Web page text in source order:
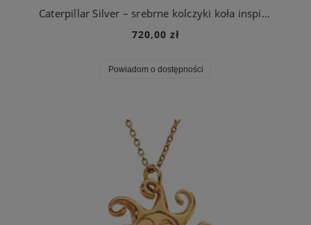
Caterpillar Silver – srebrne kolczyki koła inspirowane cyklem życia motyla
720,00 zł
Powiadom o dostępności